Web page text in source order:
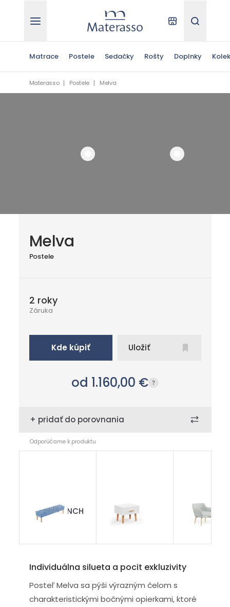
Materasso Kde kúpiťHľadať
Matrace Postele Sedačky Rošty Doplnky
Materasso Postele Melva
Melva
Postele
Záruka
2 roky
Kde kúpiť Uložiť
od 1.160,00 €
+ pridať do porovnania
Odporúčame k produktu
Lavica BENCH Bianca Modern
Individuálna silueta a pocit exkluzivity
Posteľ Melva sa pýši výrazným čelom s
charakteristickými bočnými opierkami, ktoré